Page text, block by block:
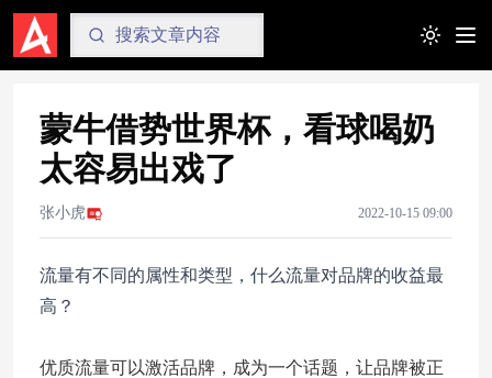
Toggle
蒙牛借势世界杯，看球喝奶
太容易出戏了
张小虎 2022-10-15 09:00
流量有不同的属性和类型，什么流量对品牌的收益最
高？
优质流量可以激活品牌，成为一个话题，让品牌被正